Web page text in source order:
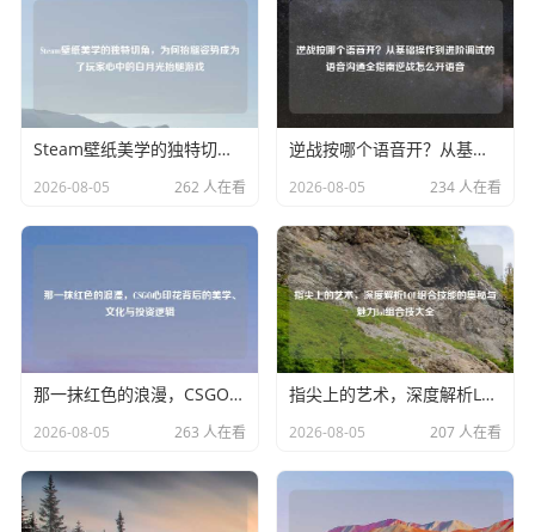
Steam壁纸美学的独特切角，为何抬腿姿势成为了玩家心中的白月光抬腿游戏
2026-08-05 262 人在看
逆战按哪个语音开？从基础操作到进阶调试的语音沟通全指南逆战怎么开语音
2026-08-05 234 人在看
那一抹红色的浪漫，CSGO心印花背后的美学、文化与投资逻辑
2026-08-05 263 人在看
指尖上的艺术，深度解析LOL组合技能的奥秘与魅力lol组合技大全
2026-08-05 207 人在看